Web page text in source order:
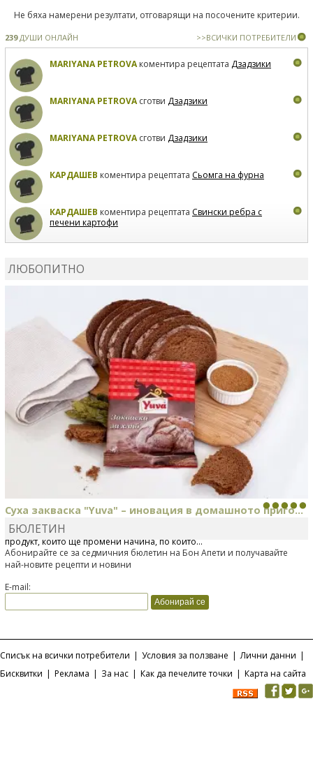
Не бяха намерени резултати, отговарящи на посочените критерии.
239ДУШИ ОНЛАЙН >>ВСИЧКИ ПОТРЕБИТЕЛИ
MARIYANA PETROVAкоментира рецептата Дзадзики
MARIYANA PETROVAсготви Дзадзики
MARIYANA PETROVAсготви Дзадзики
КАРДАШЕВ коментира рецептата Сьомга на фурна
КАРДАШЕВ коментира рецептата Свински ребра с
печени картофи
ЛЮБОПИТНО
Суха закваска "Yuva" – иновация в домашното приго...
Отскоро Лесафр България стартира предлагането на изцяло нов
продукт, който ще промени начина, по който...
БЮЛЕТИН
Абонирайте се за седмичния бюлетин на Бон Апети и получавайте
най-новите рецепти и новини
E-mail:
Списък на всички потребители | Условия за ползване | Лични данни |
Бисквитки | Реклама | За нас | Как да печелите точки | Карта на сайта